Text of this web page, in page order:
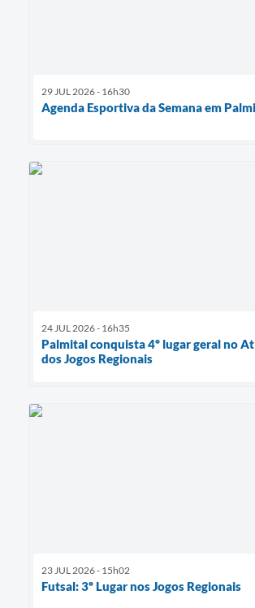
29 JUL 2026 - 16h30
Agenda Esportiva da Semana em
24 JUL 2026 - 16h35
Palmital conquista 4º lugar geral no
dos Jogos Regionais
23 JUL 2026 - 15h02
Futsal: 3º Lugar nos Jogos Regionais